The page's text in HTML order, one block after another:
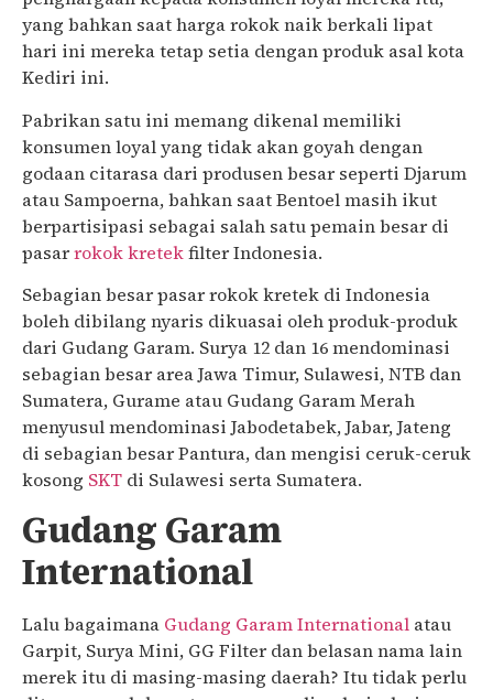
yang bahkan saat harga rokok naik berkali lipat
hari ini mereka tetap setia dengan produk asal kota
Kediri ini.
Pabrikan satu ini memang dikenal memiliki
konsumen loyal yang tidak akan goyah dengan
godaan citarasa dari produsen besar seperti Djarum
atau Sampoerna, bahkan saat Bentoel masih ikut
berpartisipasi sebagai salah satu pemain besar di
pasarrokok kretekfilter Indonesia.
Sebagian besar pasar rokok kretek di Indonesia
boleh dibilang nyaris dikuasai oleh produk-produk
dari Gudang Garam. Surya 12 dan 16 mendominasi
sebagian besar area Jawa Timur, Sulawesi, NTB dan
Sumatera, Gurame atau Gudang Garam Merah
menyusul mendominasi Jabodetabek, Jabar, Jateng
di sebagian besar Pantura, dan mengisi ceruk-ceruk
kosong SKT di Sulawesi serta Sumatera.
Gudang Garam
International
Lalu bagaimana Gudang Garam International atau
Garpit, Surya Mini, GG Filter dan belasan nama lain
merek itu di masing-masing daerah? Itu tidak perlu